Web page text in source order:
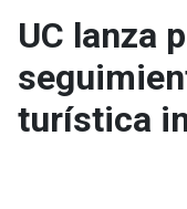
Facultades,
institutos
Investigación
UC lanza
turística